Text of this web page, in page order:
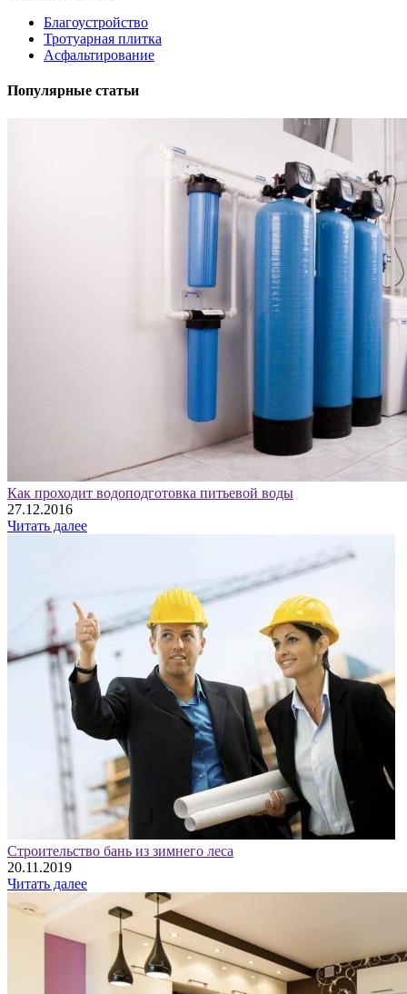
Благоустройство
Тротуарная плитка
Асфальтирование
Популярные статьи
Как проходит водоподготовка питьевой воды
27.12.2016
Читать далее
Строительство бань из зимнего леса
20.11.2019
Читать далее